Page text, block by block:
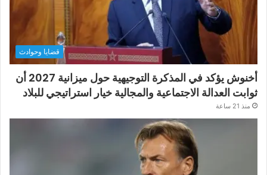
قضايا وحوادث
أخنوش يؤكد في المذكرة التوجيهية حول ميزانية 2027 أن
ثوابت العدالة الاجتماعية والمجالية خيار استراتيجي للبلاد
منذ 21 ساعة